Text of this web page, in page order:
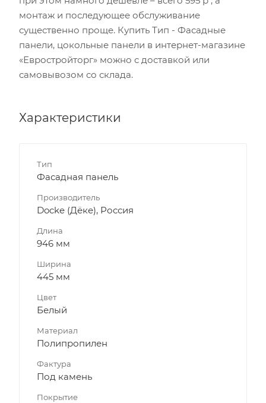
монтаж и последующее обслуживание
существенно проще. Купить Тип - Фасадные
панели, цокольные панели в интернет-магазине
«Евростройторг» можно с доставкой или
самовывозом со склада.
Характеристики
Тип
Фасадная панель
Производитель
Docke (Дёке), Россия
Длина
946 мм
Ширина
445 мм
Цвет
Белый
Материал
Полипропилен
Фактура
Под камень
Покрытие